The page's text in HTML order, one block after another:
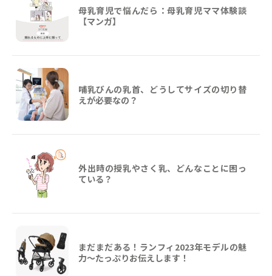
母乳育児で悩んだら：母乳育児ママ体験談
【マンガ】
哺乳びんの乳首、どうしてサイズの切り替
えが必要なの？
外出時の授乳やさく乳、どんなことに困っ
ている？
まだまだある！ランフィ2023年モデルの魅
力～たっぷりお伝えします！